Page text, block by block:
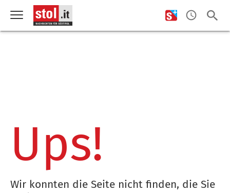
Ups!
Wir konnten die Seite nicht finden, die Sie